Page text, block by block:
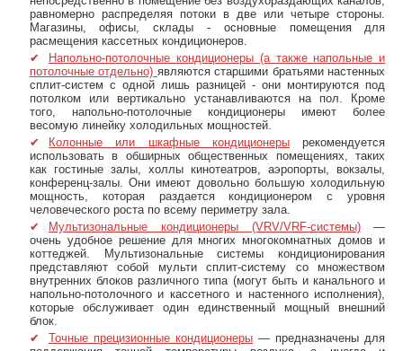
равномерно распределяя потоки в две или четыре стороны.
Магазины, офисы, склады - основные помещения для
расмещения кассетных кондиционеров.
Напольно-потолочные кондиционеры (а также напольные и
потолочные отдельно) являются старшими братьями настенных
сплит-систем с одной лишь разницей - они монтируются под
потолком или вертикально устанавливаются на пол. Кроме
того, напольно-потолочные кондиционеры имеют более
весомую линейку холодильных мощностей.
Колонные или шкафные кондиционеры рекомендуется
использовать в обширных общественных помещениях, таких
как гостиные залы, холлы кинотеатров, аэропорты, вокзалы,
конференц-залы. Они имеют довольно большую холодильную
мощность, которая раздается кондиционером с уровня
человеческого роста по всему периметру зала.
Мультизональные кондиционеры (VRV/VRF-системы)—
очень удобное решение для многих многокомнатных домов и
коттеджей. Мультизональные системы кондиционирования
представляют собой мульти сплит-систему со множеством
внутренних блоков различного типа (могут быть и канального и
напольно-потолочного и кассетного и настенного исполнения),
которые обслуживает один единственный мощный внешний
блок.
Точные прецизионные кондиционеры — предназначены для